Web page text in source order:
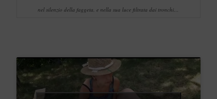
nel silenzio della faggeta, e nella sua luce filtrata dai tronchi…